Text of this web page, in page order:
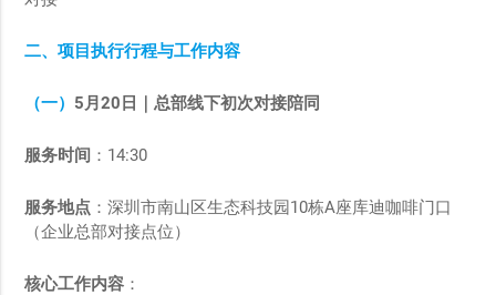
二、项目执行行程与工作内容
（一） 5月20 日｜总部线下初次对接陪同
服务时间 ：14:30
服务地点 ：深圳市南山区生态科技园10栋A座库迪咖啡门口
（企业总部对接点位）
核心工作内容 ：